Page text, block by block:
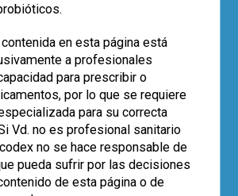
Álvarez Calatayud
los científicos expertos en
microbiota intestinal y
publican, o por lo menos lo
ensayos clínicos y artículos
en las revistas científicas
como Nature, Science,
Medical Journal, por
edición de artículos sobre
en este tipo de
nos…
en esta página está
a profesionales
para prescribir o
por lo que se requiere
para su correcta
Vd. no es profesional sanitario
no se hace responsable de
pueda sufrir por las decisiones
de esta página o de